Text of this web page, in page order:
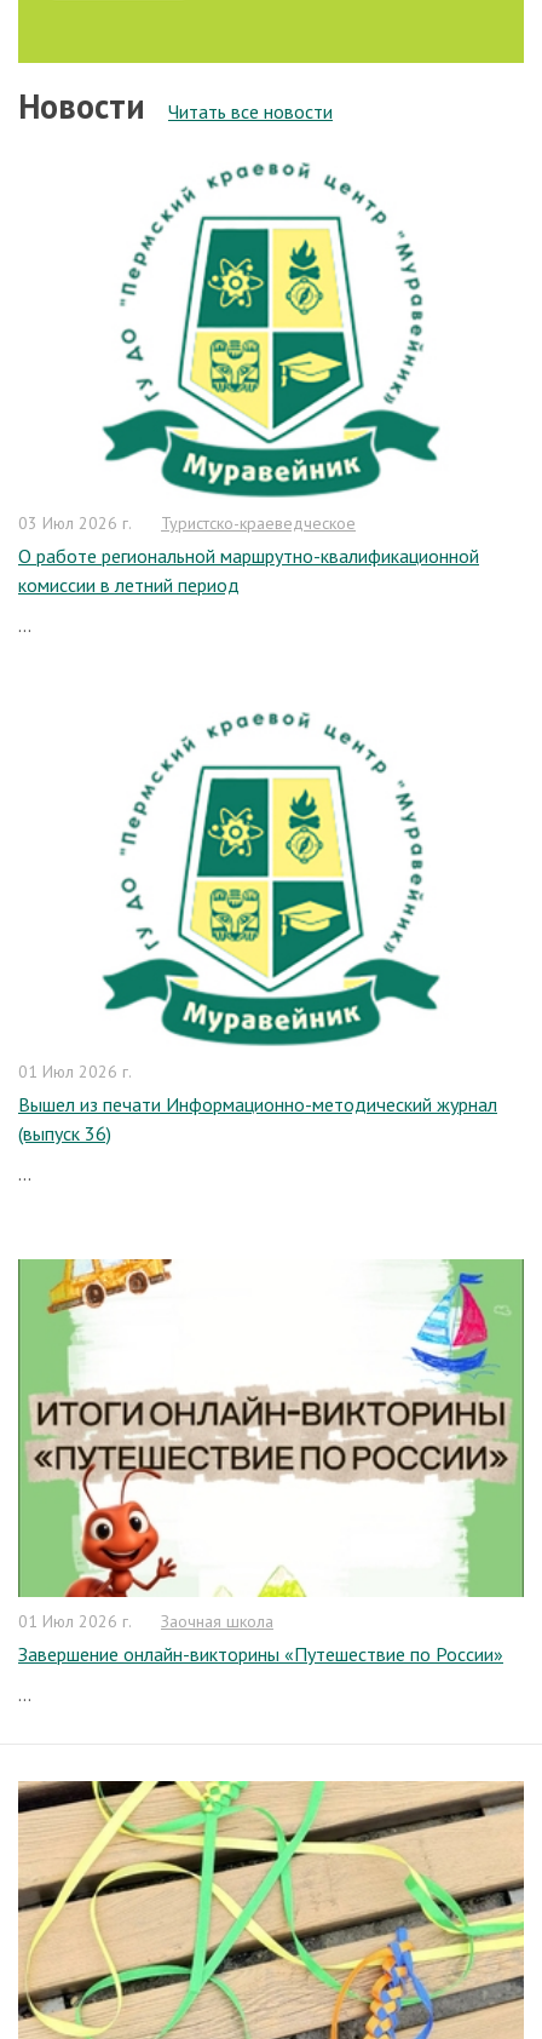
Новости Читать все новости
03 Июл 2026 г. Туристско-краеведческое
О работе региональной маршрутно-квалификационной
комиссии в летний период
...
01 Июл 2026 г.
Вышел из печати Информационно-методический журнал
(выпуск 36)
...
01 Июл 2026 г. Заочная школа
Завершение онлайн-викторины «Путешествие по России»
...